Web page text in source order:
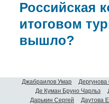
Российская
итоговом
вышло?
Джабраилов Умар Дергунова
Де Куман Бруно Чарльз
Дарькин Сергей
Даутова